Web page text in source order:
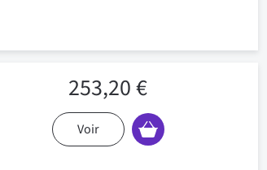
253,20 €
Voir